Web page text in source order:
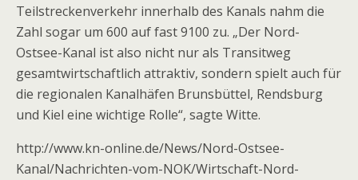
Teilstreckenverkehr innerhalb des Kanals nahm die
Zahl sogar um 600 auf fast 9100 zu. „Der Nord-
Ostsee-Kanal ist also nicht nur als Transitweg
gesamtwirtschaftlich attraktiv, sondern spielt auch für
die regionalen Kanalhäfen Brunsbüttel, Rendsburg
und Kiel eine wichtige Rolle“, sagte Witte.
http://www.kn-online.de/News/Nord-Ostsee-
Kanal/Nachrichten-vom-NOK/Wirtschaft-Nord-